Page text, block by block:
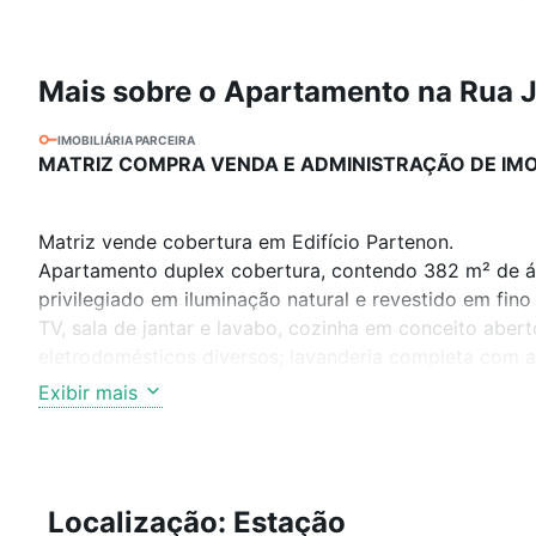
Mais sobre o Apartamento na Rua
IMOBILIÁRIA PARCEIRA
MATRIZ COMPRA VENDA E ADMINISTRAÇÃO DE
Matriz vende cobertura em Edifício Partenon.
Apartamento duplex cobertura, contendo 382 m² de
privilegiado em iluminação natural e revestido em
TV, sala de jantar e lavabo, cozinha em conceito
Ainda no piso da cobertura, encontra-se ótima área
privativa de aquecimento duplo: a gás e aquecedor
Rico projeto luminotécnico proporciona uma
Exibir mais
Localização: Estação